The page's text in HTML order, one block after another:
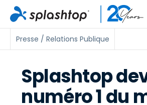
Presse / Relations Publique
Splashtop
numéro 1 du